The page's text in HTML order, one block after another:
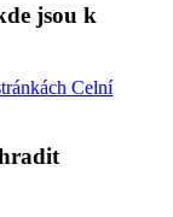
jsou k
Celní